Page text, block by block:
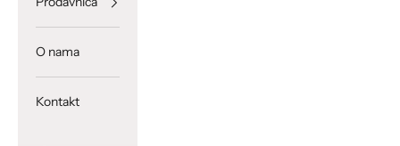
O nama
Kontakt